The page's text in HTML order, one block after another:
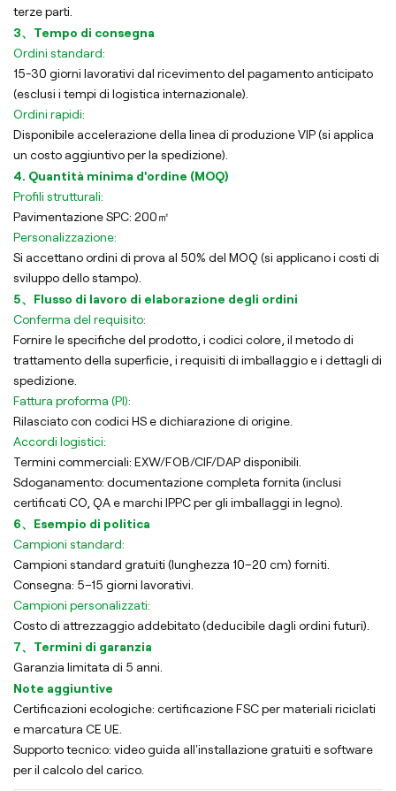
terze parti.
3、Tempo di consegna
Ordini standard:
15-30 giorni lavorativi dal ricevimento del pagamento anticipato
(esclusi i tempi di logistica internazionale).
Ordini rapidi:
Disponibile accelerazione della linea di produzione VIP (si applica
un costo aggiuntivo per la spedizione).
4. Quantità minima d'ordine (MOQ)
Profili strutturali:
Pavimentazione SPC: 200㎡
Personalizzazione:
Si accettano ordini di prova al 50% del MOQ (si applicano i costi di
sviluppo dello stampo).
5、Flusso di lavoro di elaborazione degli ordini
Conferma del requisito:
Fornire le specifiche del prodotto, i codici colore, il metodo di
trattamento della superficie, i requisiti di imballaggio e i dettagli di
spedizione.
Fattura proforma (PI):
Rilasciato con codici HS e dichiarazione di origine.
Accordi logistici:
Termini commerciali: EXW/FOB/CIF/DAP disponibili.
Sdoganamento: documentazione completa fornita (inclusi
certificati CO, QA e marchi IPPC per gli imballaggi in legno).
6、Esempio di politica
Campioni standard:
Campioni standard gratuiti (lunghezza 10–20 cm) forniti.
Consegna: 5–15 giorni lavorativi.
Campioni personalizzati:
Costo di attrezzaggio addebitato (deducibile dagli ordini futuri).
7、Termini di garanzia
Garanzia limitata di 5 anni.
Note aggiuntive
Certificazioni ecologiche: certificazione FSC per materiali riciclati
e marcatura CE UE.
Supporto tecnico: video guida all'installazione gratuiti e software
per il calcolo del carico.